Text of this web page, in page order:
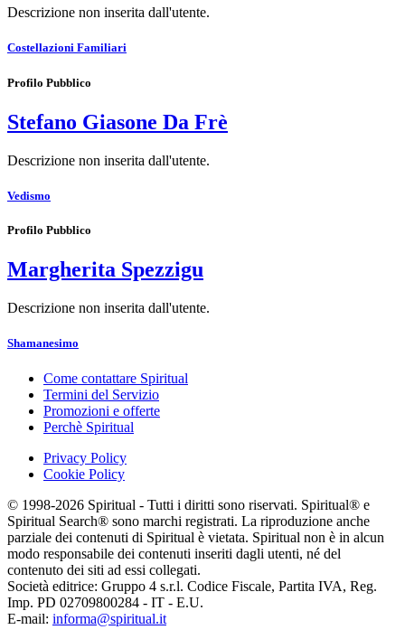
Descrizione non inserita dall'utente.
Costellazioni Familiari
Profilo Pubblico
Stefano Giasone Da Frè
Descrizione non inserita dall'utente.
Vedismo
Profilo Pubblico
Margherita Spezzigu
Descrizione non inserita dall'utente.
Shamanesimo
Come contattare Spiritual
Termini del Servizio
Promozioni e offerte
Perchè Spiritual
Privacy Policy
Cookie Policy
© 1998-2026 Spiritual - Tutti i diritti sono riservati. Spiritual® e
Spiritual Search® sono marchi registrati. La riproduzione anche
parziale dei contenuti di Spiritual è vietata. Spiritual non è in alcun
modo responsabile dei contenuti inseriti dagli utenti, né del
contenuto dei siti ad essi collegati.
Società editrice: Gruppo 4 s.r.l. Codice Fiscale, Partita IVA, Reg.
Imp. PD 02709800284 - IT - E.U.
E-mail: informa@spiritual.it